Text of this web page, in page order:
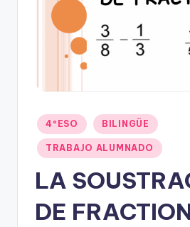
Publicado
en
4ºESO BILINGÜE
TRABAJO ALUMNADO
LA
DE